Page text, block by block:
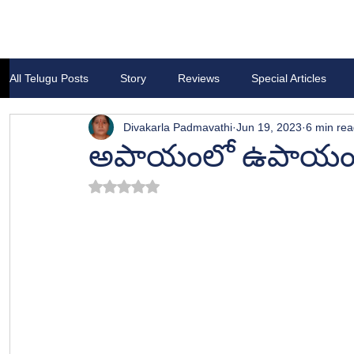
All Telugu Posts Story Reviews Special Articles
అపాయంలో ఉపాయం
Divakarla Padmavathi Jun 19, 2023 6 min
Rated NaN out of 5 stars.